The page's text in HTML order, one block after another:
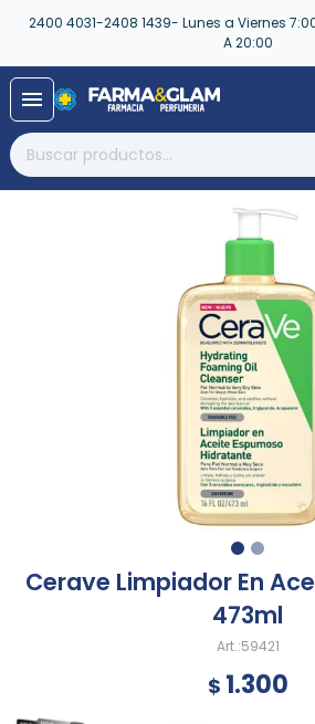
2400 4031-2408 1439- Lunes a Viernes
A 20:00
menu
Cerave Limpiador En
473ml
59421
$ 1.300